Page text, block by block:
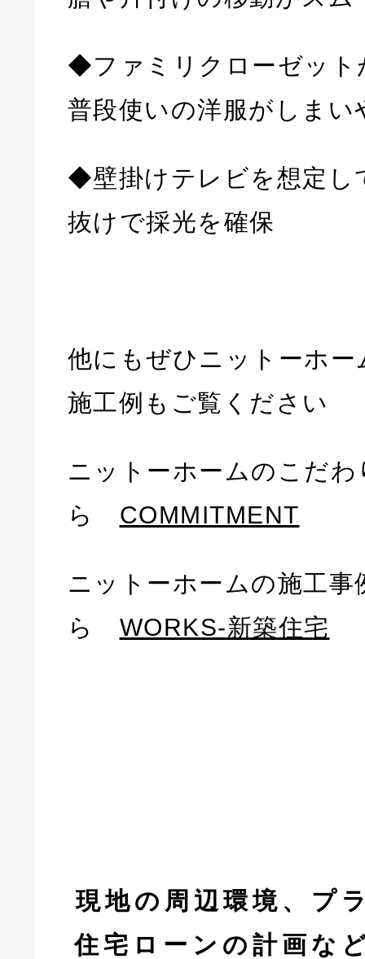
◆ファミリクローゼット
普段使いの洋服がしまい
◆壁掛けテレビを想定し
抜けで採光を確保
他にもぜひニットーホ
施工例もご覧ください
ニットーホームのこだ
ら COMMITMENT
ニットーホームの施工事
ら WORKS-新築住宅
現地の周辺環境、プ
住宅ローンの計画な